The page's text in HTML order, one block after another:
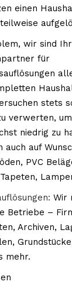
einen
wir sind
für
stets
verwerten,
niedrig zu
auch auf
PVC
Wir
Betriebe –
Archiven,
mehr.